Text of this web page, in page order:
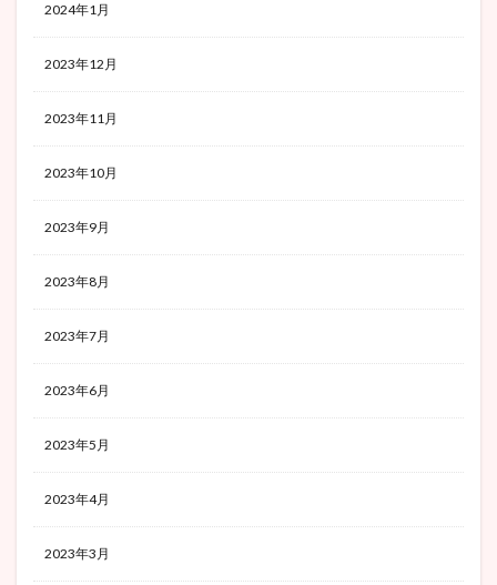
2024年1月
2023年12月
2023年11月
2023年10月
2023年9月
2023年8月
2023年7月
2023年6月
2023年5月
2023年4月
2023年3月